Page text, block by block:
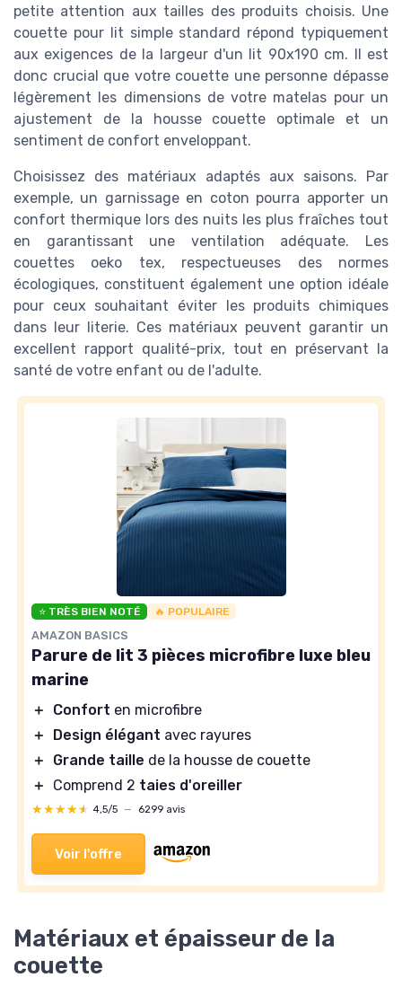
petite attention aux tailles des produits choisis. Une
couette pour lit simple standard répond typiquement
aux exigences de la largeur d'un lit 90x190 cm. Il est
donc crucial que votre couette une personne dépasse
légèrement les dimensions de votre matelas pour un
ajustement de la housse couette optimale et un
sentiment de confort enveloppant.
Choisissez des matériaux adaptés aux saisons. Par
exemple, un garnissage en coton pourra apporter un
confort thermique lors des nuits les plus fraîches tout
en garantissant une ventilation adéquate. Les
couettes oeko tex, respectueuses des normes
écologiques, constituent également une option idéale
pour ceux souhaitant éviter les produits chimiques
dans leur literie. Ces matériaux peuvent garantir un
excellent rapport qualité-prix, tout en préservant la
santé de votre enfant ou de l'adulte.
⭐ TRÈS BIEN NOTÉ 🔥 POPULAIRE
AMAZON BASICS
Parure de lit 3 pièces microfibre luxe bleu
marine
＋ Confort en microfibre
＋
Design élégant avec rayures
＋
Grande taille de la housse de couette
＋
Comprend 2 taies d'oreiller
★★★★★
★★★★★ 4,5/5 — 6299 avis
Voir l'offre
Matériaux et épaisseur de la
couette